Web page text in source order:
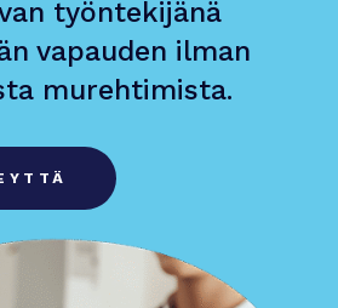
työntekijänä
vapauden ilman
murehtimista.